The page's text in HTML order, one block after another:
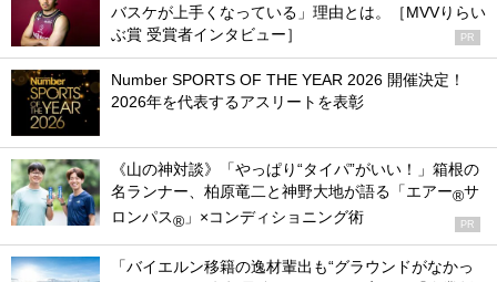
バスケが上手くなっている」理由とは。［MVVりらい
ぶ賞 受賞者インタビュー］
PR
Number SPORTS OF THE YEAR 2026 開催決定！
2026年を代表するアスリートを表彰
《山の神対談》「やっぱり“タイパ”がいい！」箱根の
名ランナー、柏原竜二と神野大地が語る「エアー®サ
ロンパス® 」×コンディショニング術 PR
「バイエルン移籍の逸材輩出も“グラウンドがなかっ